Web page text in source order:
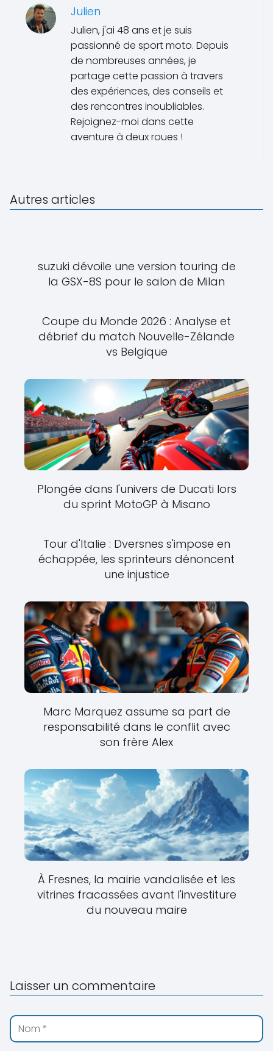
Julien
Julien, j'ai 48 ans et je suis
passionné de sport moto. Depuis
de nombreuses années, je
partage cette passion à travers
des expériences, des conseils et
des rencontres inoubliables.
Rejoignez-moi dans cette
aventure à deux roues !
Autres articles
suzuki dévoile une version touring de
la GSX-8S pour le salon de Milan
Coupe du Monde 2026 : Analyse et
débrief du match Nouvelle-Zélande
vs Belgique
Plongée dans l'univers de Ducati lors
du sprint MotoGP à Misano
Tour d'Italie : Dversnes s'impose en
échappée, les sprinteurs dénoncent
une injustice
Marc Marquez assume sa part de
responsabilité dans le conflit avec
son frère Alex
À Fresnes, la mairie vandalisée et les
vitrines fracassées avant l'investiture
du nouveau maire
Laisser un commentaire